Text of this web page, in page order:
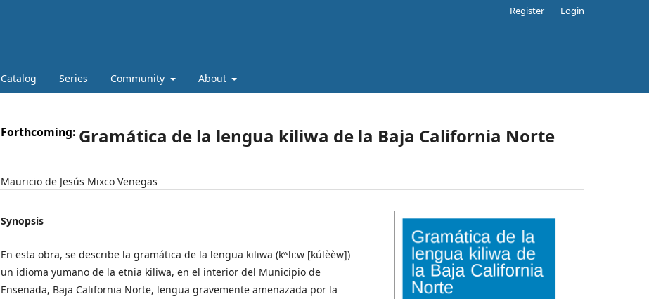
Catalog Series Community About
Register Login
Forthcoming: Gramática de la lengua kiliwa de la Baja California Norte
Mauricio de Jesús Mixco Venegas
Synopsis
En esta obra, se describe la gramática de la lengua kiliwa (kʷli:w [kúlèèw])
un idioma yumano de la etnia kiliwa, en el interior del Municipio de
Ensenada, Baja California Norte, lengua gravemente amenazada por la